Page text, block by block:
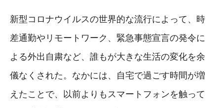
新型コロナウイルスの世界的な流行によって、時
差通勤やリモートワーク、緊急事態宣言の発令に
よる外出自粛など、誰もが大きな生活の変化を余
儀なくされた。なかには、自宅で過ごす時間が増
えたことで、以前よりもスマートフォンを触って